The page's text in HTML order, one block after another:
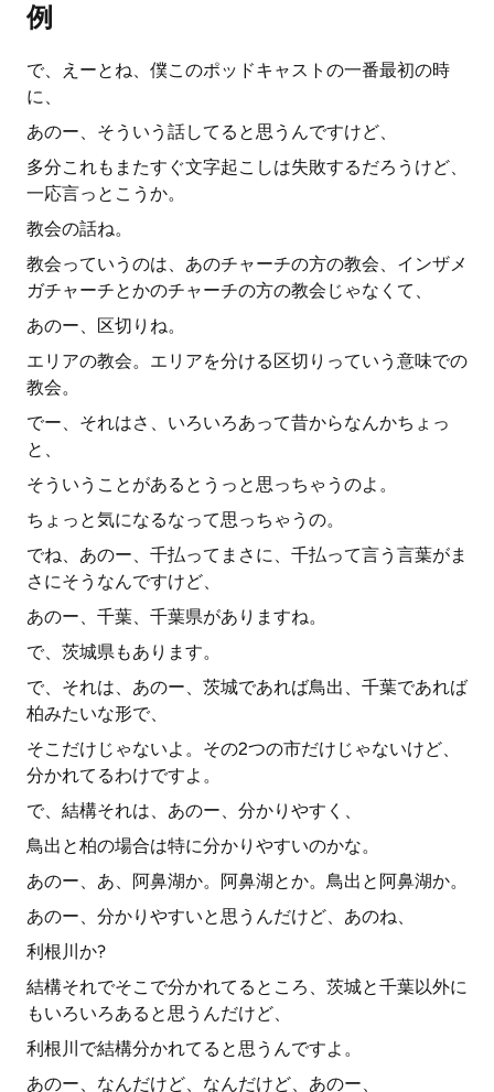
例
で、えーとね、僕このポッドキャストの一番最初の時
に、
あのー、そういう話してると思うんですけど、
多分これもまたすぐ文字起こしは失敗するだろうけど、
一応言っとこうか。
教会の話ね。
教会っていうのは、あのチャーチの方の教会、インザメ
ガチャーチとかのチャーチの方の教会じゃなくて、
あのー、区切りね。
エリアの教会。エリアを分ける区切りっていう意味での
教会。
でー、それはさ、いろいろあって昔からなんかちょっ
と、
そういうことがあるとうっと思っちゃうのよ。
ちょっと気になるなって思っちゃうの。
でね、あのー、千払ってまさに、千払って言う言葉がま
さにそうなんですけど、
あのー、千葉、千葉県がありますね。
で、茨城県もあります。
で、それは、あのー、茨城であれば鳥出、千葉であれば
柏みたいな形で、
そこだけじゃないよ。その2つの市だけじゃないけど、
分かれてるわけですよ。
で、結構それは、あのー、分かりやすく、
鳥出と柏の場合は特に分かりやすいのかな。
あのー、あ、阿鼻湖か。阿鼻湖とか。鳥出と阿鼻湖か。
あのー、分かりやすいと思うんだけど、あのね、
利根川か?
結構それでそこで分かれてるところ、茨城と千葉以外に
もいろいろあると思うんだけど、
利根川で結構分かれてると思うんですよ。
あのー、なんだけど、なんだけど、あのー、